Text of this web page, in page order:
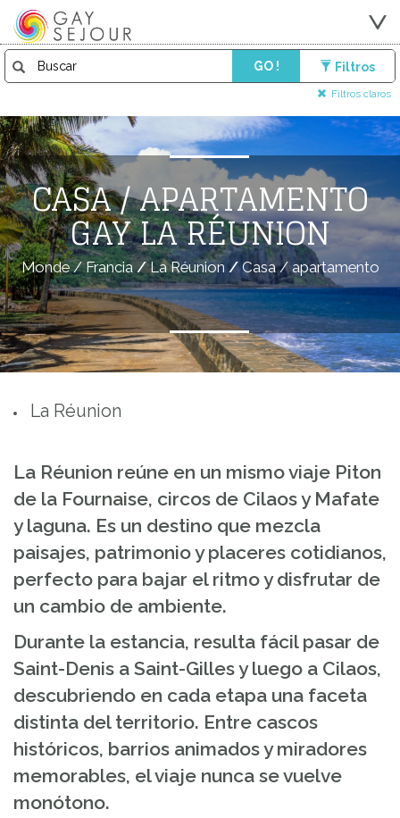
GO ! Filtros
Filtros claros
CASA / APARTAMENTO
GAY LA RÉUNION
Monde/Francia/La Réunion /Casa / apartamento
La Réunion
La Réunion reúne en un mismo viaje Piton
de la Fournaise, circos de Cilaos y Mafate
y laguna. Es un destino que mezcla
paisajes, patrimonio y placeres cotidianos,
perfecto para bajar el ritmo y disfrutar de
un cambio de ambiente.
Durante la estancia, resulta fácil pasar de
Saint-Denis a Saint-Gilles y luego a Cilaos,
descubriendo en cada etapa una faceta
distinta del territorio. Entre cascos
históricos, barrios animados y miradores
memorables, el viaje nunca se vuelve
monótono.